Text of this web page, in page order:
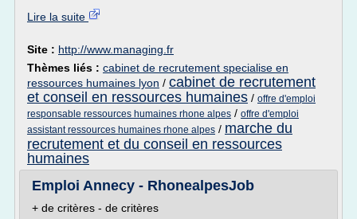
Lire la suite
Site : http://www.managing.fr
Thèmes liés : cabinet de recrutement specialise en
ressources humaines lyon / cabinet de recrutement
et conseil en ressources humaines / offre d'emploi
responsable ressources humaines rhone alpes / offre d'emploi
assistant ressources humaines rhone alpes / marche du
recrutement et du conseil en ressources
humaines
Emploi Annecy - RhonealpesJob
+ de critères - de critères